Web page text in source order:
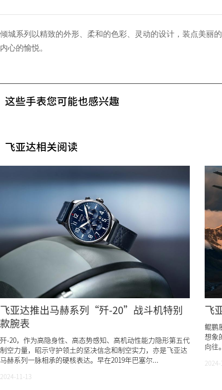
倾城系列以精致的外形、柔和的色彩、灵动的设计，装点美丽
内心的愉悦。
这些手表您可能也感兴趣
飞亚达相关阅读
飞亚达推出马赫系列“歼-20”战斗机特别
款腕表
歼-20，作为高隐身性、高态势感知、高机动性能力隐形第五代
制空力量，昭示守护领土的坚决信念和制空实力，亦是飞亚达
马赫系列一脉相承的硬核表达。早在2019年巴塞尔...
2024-11-13
飞
鲲鹏
想象
向往